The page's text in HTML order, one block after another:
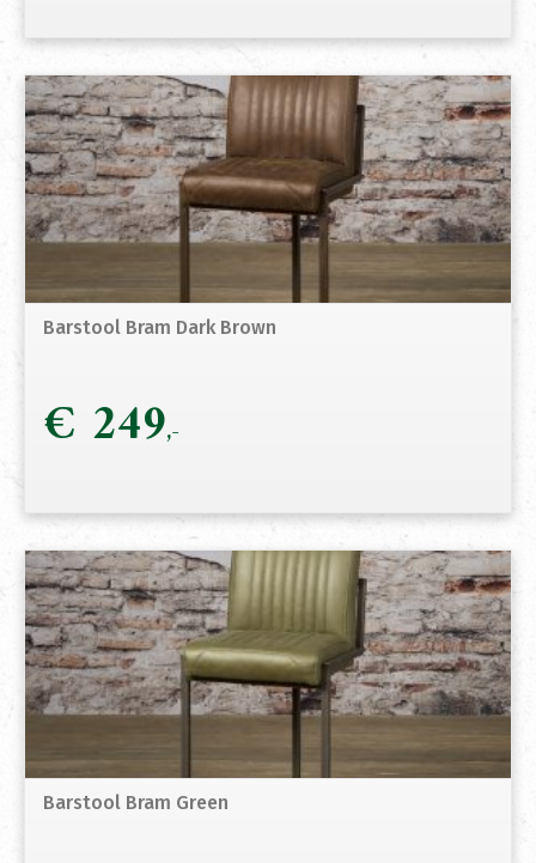
Barstool Bram Dark Brown
€ 249
Barstool Bram Green